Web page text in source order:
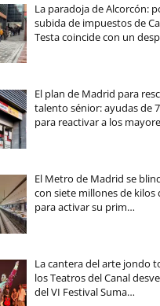
La paradoja de Alcorcón:
subida de impuestos de
Testa coincide con un
El plan de Madrid para
talento sénior: ayudas de
para reactivar a los
El Metro de Madrid se
con siete millones de kilos
para activar su prim…
La cantera del arte jondo
los Teatros del Canal
del VI Festival Suma…